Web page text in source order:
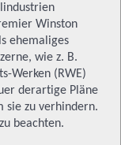
Winston
ehemaliges
wie z. B.
Werken (RWE)
derartige Pläne
sie zu verhindern.
beachten.